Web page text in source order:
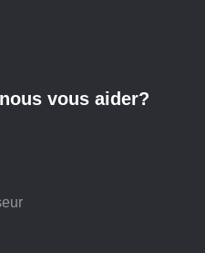
vous aider?